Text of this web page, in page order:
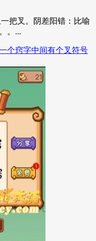
把叉。阴差阳错：比喻
。...
个窍字中间有个叉符号